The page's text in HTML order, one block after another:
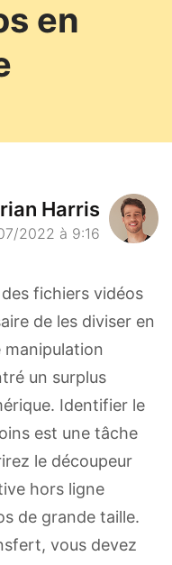
en
Harris
2022 à 9:16
fichiers vidéos
de les diviser en
manipulation
un surplus
Identifier le
est une tâche
le découpeur
hors ligne
de grande taille.
vous devez